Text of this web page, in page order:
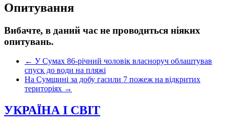
Опитування
Вибачте, в даний час не проводиться ніяких
опитувань.
← У Сумах 86-річний чоловік власноруч облаштував
спуск до води на пляжі
На Сумщині за добу гасили 7 пожеж на відкритих
територіях →
УКРАЇНА І СВІТ